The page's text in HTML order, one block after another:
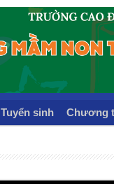
Tuyển sinh Chương